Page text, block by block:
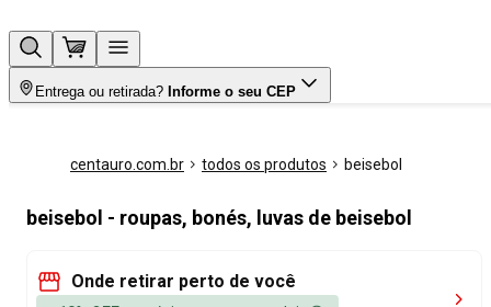
Entrega ou retirada? Informe o seu CEP
centauro.com.br todos os produtos beisebol
beisebol - roupas, bonés, luvas de beisebol
Onde retirar perto de você